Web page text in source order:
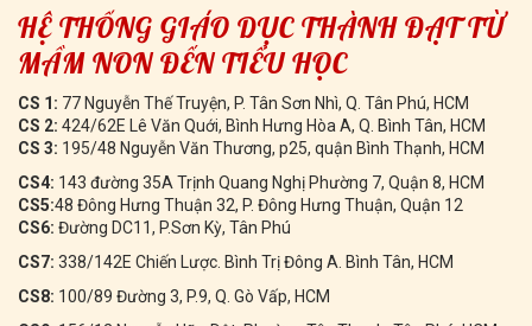
HỆ THỐNG GIÁO DỤC THÀNH ĐẠT TỪ
MẦM NON ĐẾN TIỂU HỌC
CS 1: 77 Nguyễn Thế Truyện, P. Tân Sơn Nhì, Q. Tân Phú, HCM
CS 2: 424/62E Lê Văn Quới, Bình Hưng Hòa A, Q. Bình Tân, HCM
CS 3: 195/48 Nguyễn Văn Thương, p25, quận Bình Thạnh, HCM
CS4: 143 đường 35A Trịnh Quang Nghị Phường 7, Quận 8, HCM
CS5:48 Đông Hưng Thuận 32, P. Đông Hưng Thuận, Quận 12
CS6: Đường DC11, P.Sơn Kỳ, Tân Phú
CS7: 338/142E Chiến Lược. Bình Trị Đông A. Bình Tân, HCM
CS8: 100/89 Đường 3, P.9, Q. Gò Vấp, HCM